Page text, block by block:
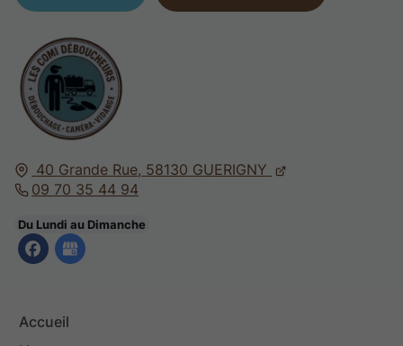
40 Grande Rue, 58130 GUERIGNY
09 70 35 44 94
Du Lundi au Dimanche
Accueil